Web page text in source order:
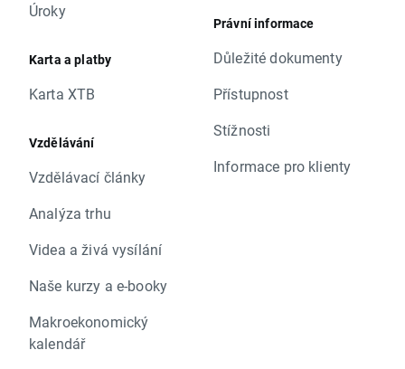
Úroky
Karta a platby
Karta XTB
Vzdělávání
Vzdělávací články
Analýza trhu
Videa a živá vysílání
Naše kurzy a e-booky
Makroekonomický
kalendář
Právní informace
Důležité dokumenty
Přístupnost
Stížnosti
Informace pro klienty